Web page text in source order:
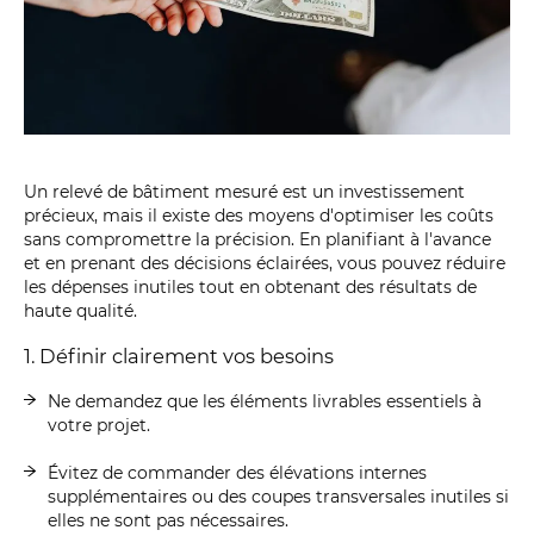
Un relevé de bâtiment mesuré est un investissement
précieux, mais il existe des moyens d'optimiser les coûts
sans compromettre la précision. En planifiant à l'avance
et en prenant des décisions éclairées, vous pouvez réduire
les dépenses inutiles tout en obtenant des résultats de
haute qualité.
1. Définir clairement vos besoins
Ne demandez que les éléments livrables essentiels à
votre projet.
Évitez de commander des élévations internes
supplémentaires ou des coupes transversales inutiles si
elles ne sont pas nécessaires.